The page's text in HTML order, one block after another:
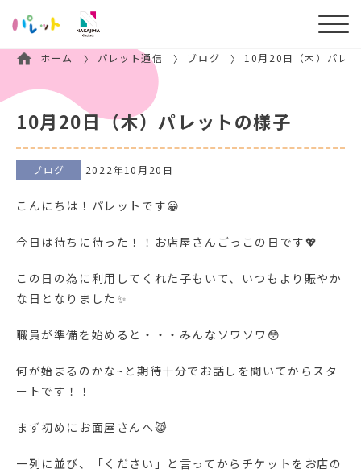
ホーム パレット通信 ブログ 10月20日（木）パレ
10月20日（木）パレットの様子
ブログ 2022年10月20日
こんにちは！パレットです😀
今日は待ちに待った！！お店屋さんごっこの日です💖
この日の為に利用してくれた子もいて、いつもより賑やか
な日となりました✨
職員が準備を始めると・・・みんなソワソワ😳
何が始まるのかな~と期待十分でお話しを聞いてからスタ
ートです！！
まず初めにお面屋さんへ😸
一列に並び、「ください」と言ってからチケットをお店の